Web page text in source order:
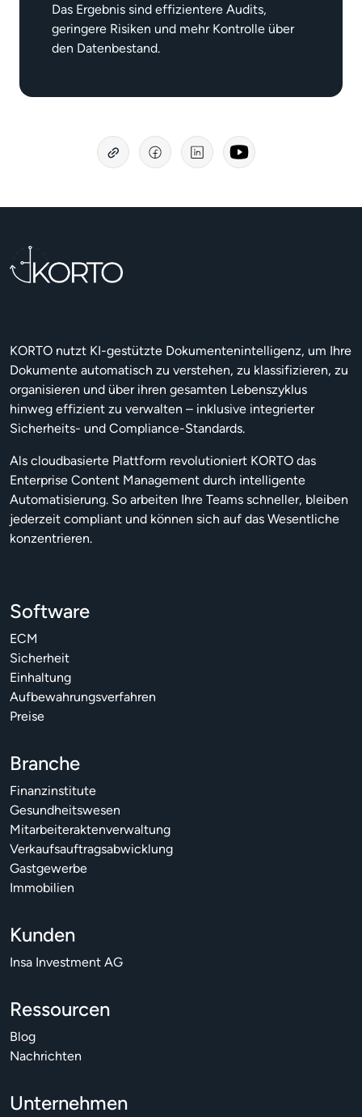
Das Ergebnis sind effizientere Audits,
geringere Risiken und mehr Kontrolle über
den Datenbestand.
KORTO nutzt KI-gestützte Dokumentenintelligenz, um Ihre
Dokumente automatisch zu verstehen, zu klassifizieren, zu
organisieren und über ihren gesamten Lebenszyklus
hinweg effizient zu verwalten – inklusive integrierter
Sicherheits- und Compliance-Standards.
Als cloudbasierte Plattform revolutioniert KORTO das
Enterprise Content Management durch intelligente
Automatisierung. So arbeiten Ihre Teams schneller, bleiben
jederzeit compliant und können sich auf das Wesentliche
konzentrieren.
Software
ECM
Sicherheit
Einhaltung
Aufbewahrungsverfahren
Preise
Branche
Finanzinstitute
Gesundheitswesen
Mitarbeiteraktenverwaltung
Verkaufsauftragsabwicklung
Gastgewerbe
Immobilien
Kunden
Insa Investment AG
Ressourcen
Blog
Nachrichten
Unternehmen